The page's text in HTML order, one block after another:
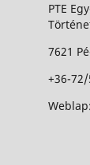
PTE
7621
+36-
Weblap: